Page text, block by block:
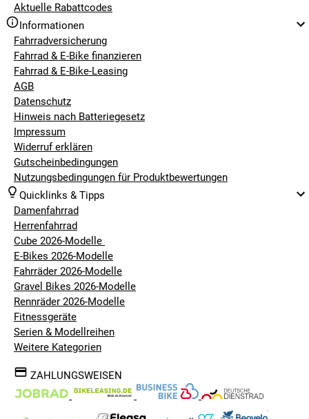
Aktuelle Rabattcodes
Informationen
Fahrradversicherung
Fahrrad & E-Bike finanzieren
Fahrrad & E-Bike-Leasing
AGB
Datenschutz
Hinweis nach Batteriegesetz
Impressum
Widerruf erklären
Gutscheinbedingungen
Nutzungsbedingungen für Produktbewertungen
Quicklinks & Tipps
Damenfahrrad
Herrenfahrrad
Cube 2026-Modelle
E-Bikes 2026-Modelle
Fahrräder 2026-Modelle
Gravel Bikes 2026-Modelle
Rennräder 2026-Modelle
Fitnessgeräte
Serien & Modellreihen
Weitere Kategorien
ZAHLUNGSWEISEN